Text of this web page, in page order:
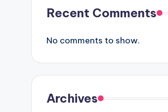
Recent Comments
No comments to show.
Archives